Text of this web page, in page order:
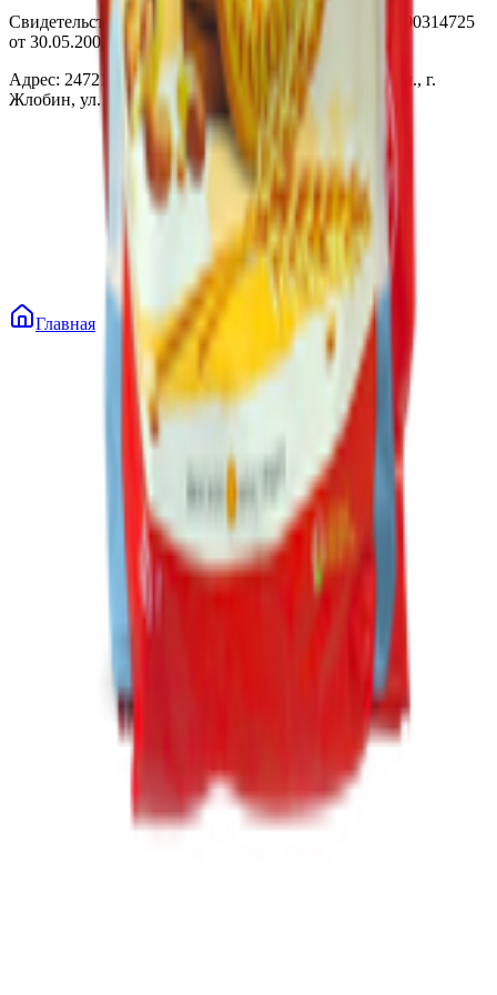
Свидетельство о государственной регистрации № 490314725
от 30.05.2003г выдано Гомельским облисполкомом
Адрес: 247210, Республика Беларусь, Гомельская обл., г.
Жлобин, ул. Козлова 2-А
Главная